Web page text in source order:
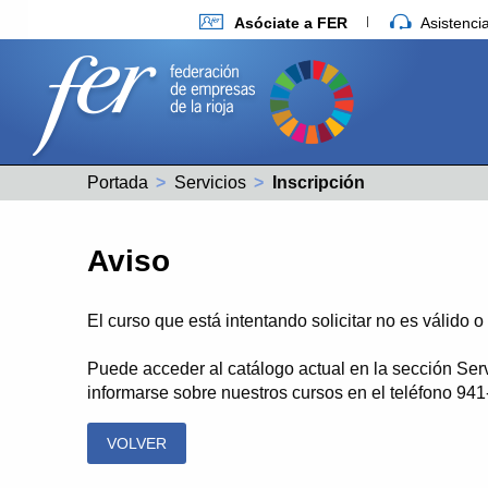
Asóciate a FER
Portada Servicios Actual:
Inscripción
Aviso
El curso que está intentando solicitar no es válido
Puede acceder al catálogo actual en la sección
informarse sobre nuestros cursos en el teléfono
VOLVER